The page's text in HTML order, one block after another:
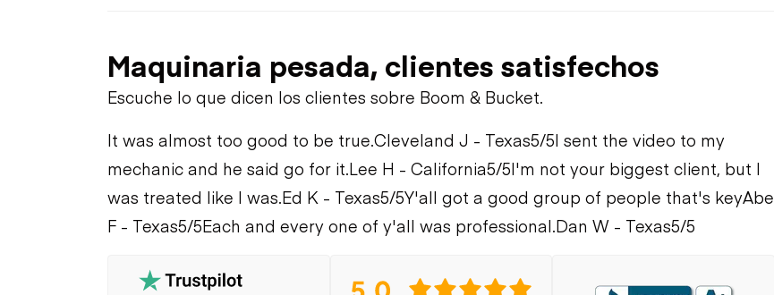
Maquinaria pesada, clientes satisfechos
Escuche lo que dicen los clientes sobre Boom & Bucket.
It was almost too good to be true.Cleveland J - Texas5/5I sent the video to my
mechanic and he said go for it.Lee H - California5/5I'm not your biggest client, but I
was treated like I was.Ed K - Texas5/5Y'all got a good group of people that's keyAbe
F - Texas5/5Each and every one of y'all was professional.Dan W - Texas5/5